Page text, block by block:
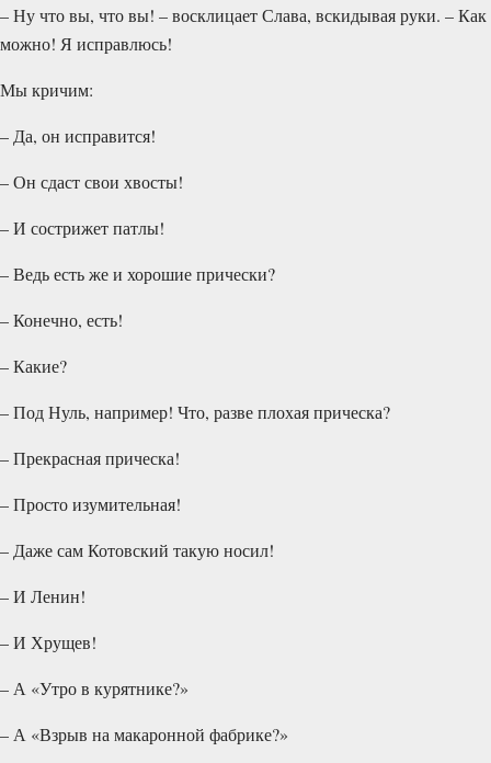
– Ну что вы, что вы! – восклицает Слава, вскидывая руки. – Как
можно! Я исправлюсь!
Мы кричим:
– Да, он исправится!
– Он сдаст свои хвосты!
– И сострижет патлы!
– Ведь есть же и хорошие прически?
– Конечно, есть!
– Какие?
– Под Нуль, например! Что, разве плохая прическа?
– Прекрасная прическа!
– Просто изумительная!
– Даже сам Котовский такую носил!
– И Ленин!
– И Хрущев!
– А «Утро в курятнике?»
– А «Взрыв на макаронной фабрике?»